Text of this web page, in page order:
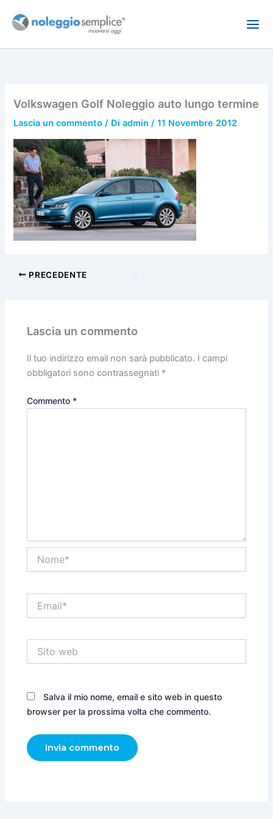
Volkswagen Golf Noleggio auto lungo termine
Lascia un commento / Diadmin/11 Novembre 2012
PRECEDENTE
Lascia un commento
Il tuo indirizzo email non sarà pubblicato. I campi
obbligatori sono contrassegnati *
Commento *
web
Salva il mio nome, email e sito web in questo
browser per la prossima volta che commento.